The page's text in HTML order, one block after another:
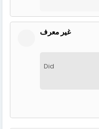
غير معرف
Did